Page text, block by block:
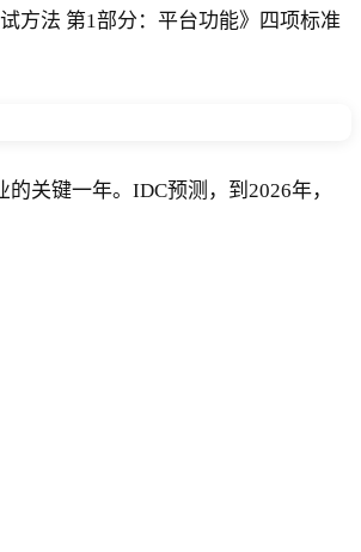
方法 第1部分：平台功能》四项标准
关键一年。IDC预测，到2026年，